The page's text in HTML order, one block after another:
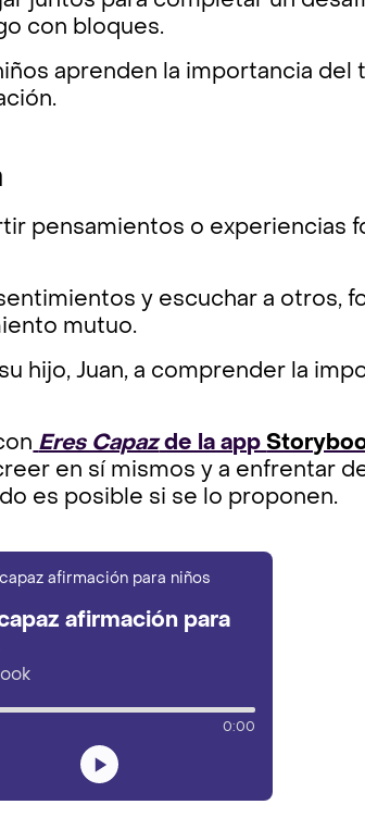
con bloques.
aprenden la importancia del
pensamientos o experiencias
y escuchar a otros,
mutuo.
hijo, Juan, a comprender la
Eres Capazde la app
en sí mismos y a enfrentar
es posible si se lo proponen.
afirmación para
0:00